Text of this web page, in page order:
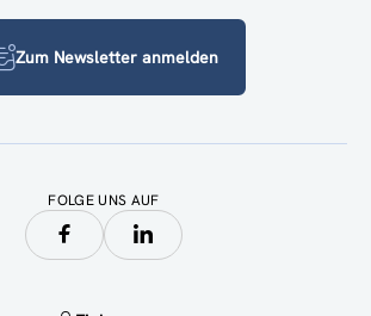
Zum Newsletter anmelden
FOLGE UNS AUF